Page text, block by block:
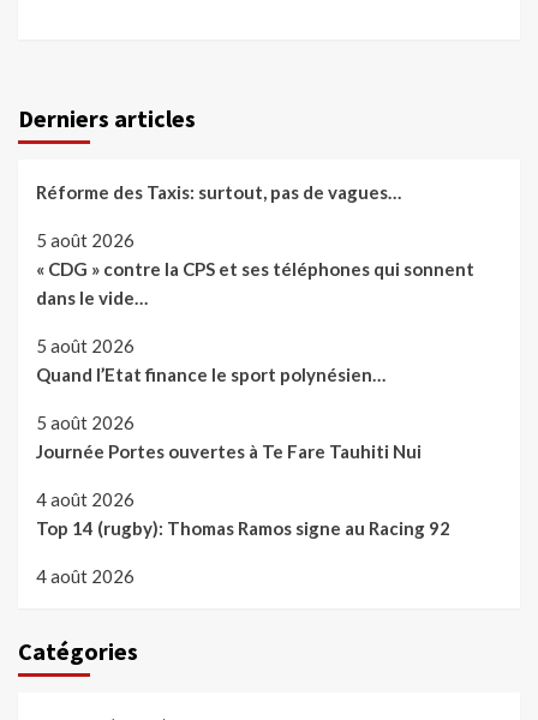
Derniers articles
Réforme des Taxis: surtout, pas de vagues…
5 août 2026
« CDG » contre la CPS et ses téléphones qui sonnent
dans le vide…
5 août 2026
Quand l’Etat finance le sport polynésien…
5 août 2026
Journée Portes ouvertes à Te Fare Tauhiti Nui
4 août 2026
Top 14 (rugby): Thomas Ramos signe au Racing 92
4 août 2026
Catégories